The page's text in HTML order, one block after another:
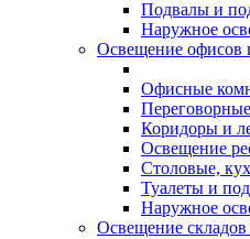
Подвалы и
Наружное
Освещение офисов
Офисные
Коридоры и
Освещение
Столовые,
Туалеты и
Наружное
Освещение складов